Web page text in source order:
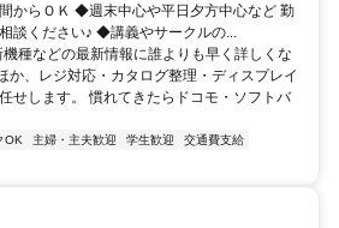
からＯＫ ◆週末中心や平日夕方中心など 勤
談ください♪ ◆講義やサークルの...
種などの最新情報に誰よりも早く詳しくな
か、レジ対応・カタログ整理・ディスプレイ
せします。 慣れてきたらドコモ・ソフトバ
OK 主婦・主夫歓迎 学生歓迎
交通費支給